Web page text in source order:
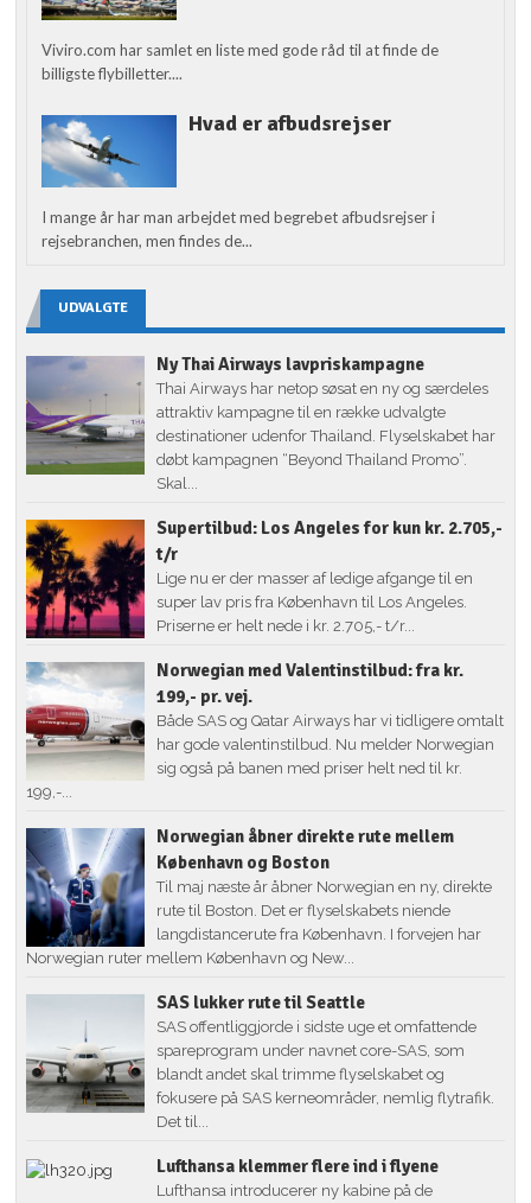
Viviro.com har samlet en liste med gode råd til at finde de
billigste flybilletter....
Hvad er afbudsrejser
I mange år har man arbejdet med begrebet afbudsrejser i
rejsebranchen, men findes de...
UDVALGTE
Ny Thai Airways lavpriskampagne
Thai Airways har netop søsat en ny og særdeles
attraktiv kampagne til en række udvalgte
destinationer udenfor Thailand. Flyselskabet har
døbt kampagnen “Beyond Thailand Promo”.
Skal...
Supertilbud: Los Angeles for kun kr. 2.705,-
t/r
Lige nu er der masser af ledige afgange til en
super lav pris fra København til Los Angeles.
Priserne er helt nede i kr. 2.705,- t/r...
Norwegian med Valentinstilbud: fra kr.
199,- pr. vej.
Både SAS og Qatar Airways har vi tidligere omtalt
har gode valentinstilbud. Nu melder Norwegian
sig også på banen med priser helt ned til kr.
199,-...
Norwegian åbner direkte rute mellem
København og Boston
Til maj næste år åbner Norwegian en ny, direkte
rute til Boston. Det er flyselskabets niende
langdistancerute fra København. I forvejen har
Norwegian ruter mellem København og New...
SAS lukker rute til Seattle
SAS offentliggjorde i sidste uge et omfattende
spareprogram under navnet core-SAS, som
blandt andet skal trimme flyselskabet og
fokusere på SAS kerneområder, nemlig flytrafik.
Det til...
Lufthansa klemmer flere ind i flyene
Lufthansa introducerer ny kabine på de